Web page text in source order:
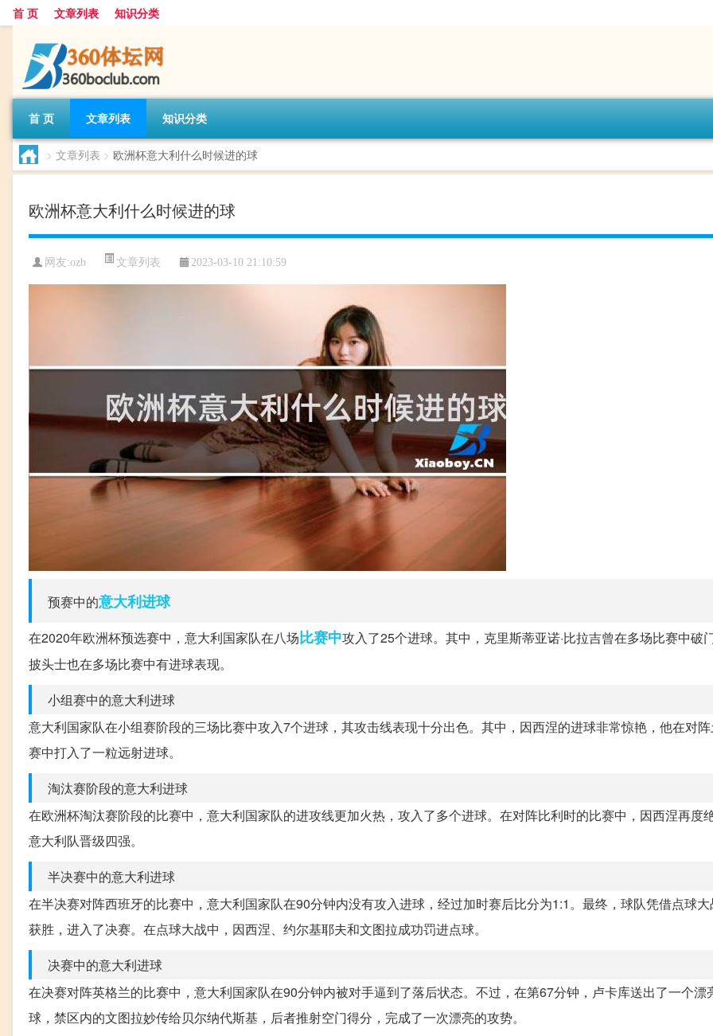
首 页 文章列表 知识分类
首 页 文章列表 知识分类
> 文章列表 > 欧洲杯意大利什么时候进的球
欧洲杯意大利什么时候进的球
网友:ozb 文章列表 2023-03-10 21:10:59
预赛中的意大利进球
在2020年欧洲杯预选赛中，意大利国家队在八场比赛中攻入了25个进球。其中，克里斯蒂亚诺·比拉吉曾在多场比赛中破
披头士也在多场比赛中有进球表现。
小组赛中的意大利进球
意大利国家队在小组赛阶段的三场比赛中攻入7个进球，其攻击线表现十分出色。其中，因西涅的进球非常惊艳，他在对
赛中打入了一粒远射进球。
淘汰赛阶段的意大利进球
在欧洲杯淘汰赛阶段的比赛中，意大利国家队的进攻线更加火热，攻入了多个进球。在对阵比利时的比赛中，因西涅再度
意大利队晋级四强。
半决赛中的意大利进球
在半决赛对阵西班牙的比赛中，意大利国家队在90分钟内没有攻入进球，经过加时赛后比分为1:1。最终，球队凭借点球
获胜，进入了决赛。在点球大战中，因西涅、约尔基耶夫和文图拉成功罚进点球。
决赛中的意大利进球
在决赛对阵英格兰的比赛中，意大利国家队在90分钟内被对手逼到了落后状态。不过，在第67分钟，卢卡库送出了一个漂
球，禁区内的文图拉妙传给贝尔纳代斯基，后者推射空门得分，完成了一次漂亮的攻势。